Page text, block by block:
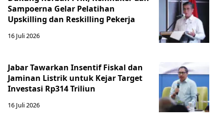
Sampoerna Gelar Pelatihan
Upskilling dan Reskilling Pekerja
16 Juli 2026
Jabar Tawarkan Insentif Fiskal dan
Jaminan Listrik untuk Kejar Target
Investasi Rp314 Triliun
16 Juli 2026